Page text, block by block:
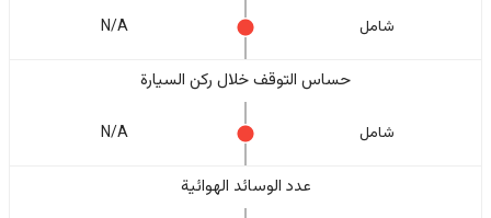
شامل N/A
حساس التوقف خلال ركن السيارة
شامل N/A
عدد الوسائد الهوائية